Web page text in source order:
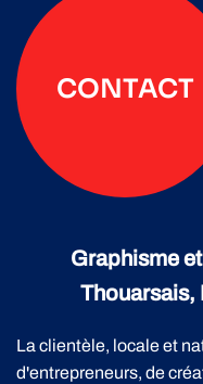
CONTACT
Graphisme
Thouarsais,
La clientèle, locale et
d'entrepreneurs, de